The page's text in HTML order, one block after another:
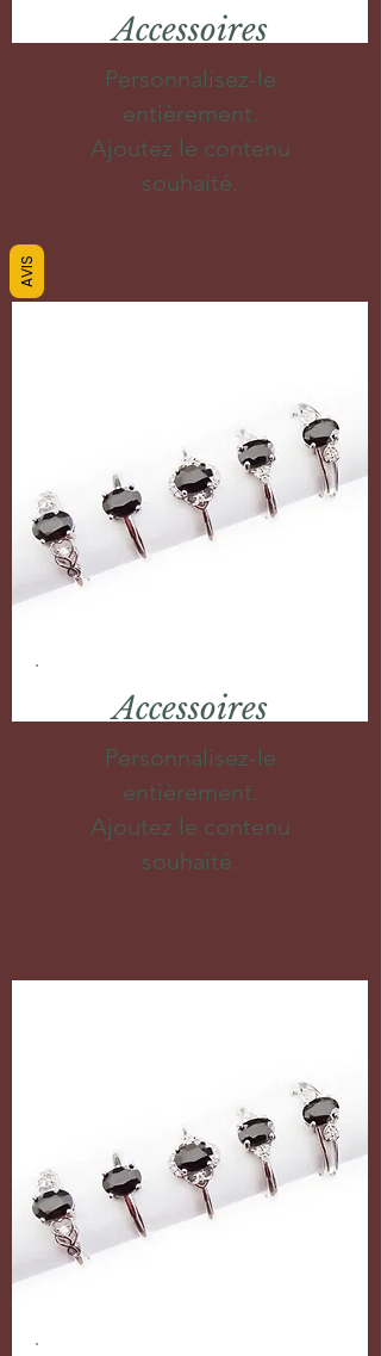
Accessoires
Personnalisez-le
entièrement.
Ajoutez le contenu
souhaité.
Accessoires
Personnalisez-le
entièrement.
Ajoutez le contenu
souhaité.
AVIS